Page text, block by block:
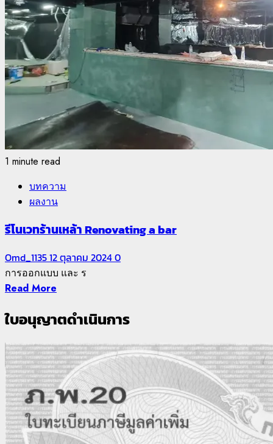
1 minute read
บทความ
ผลงาน
รีโนเวทร้านเหล้า Renovating a bar
Omd_113512 ตุลาคม 20240
การออกแบบ และ ร
Read More
ใบอนุญาตดำเนินการ